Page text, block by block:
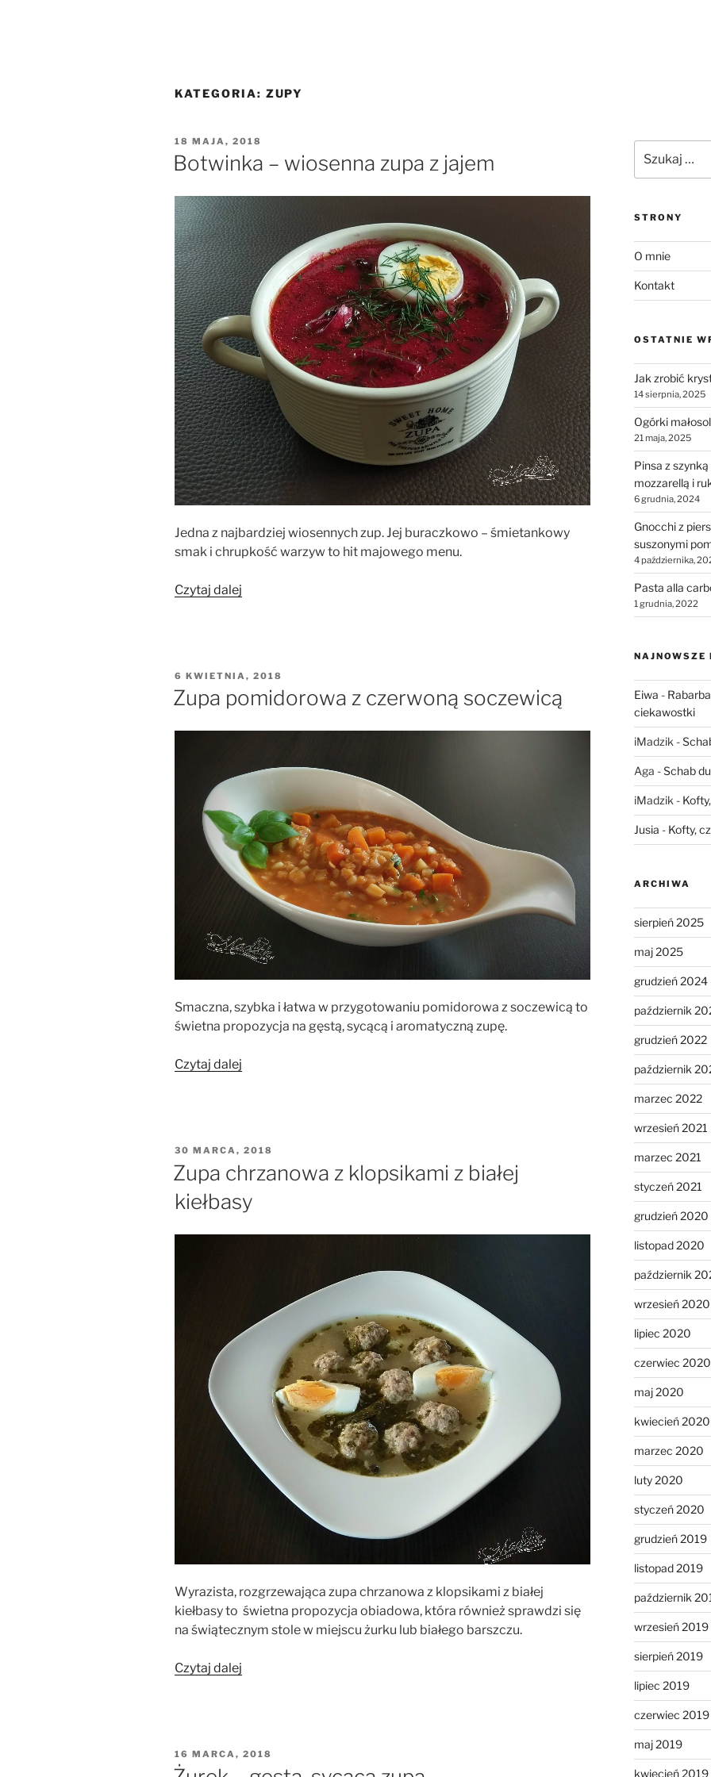
KATEGORIA: ZUPY
OPUBLIKOWANE
W
18 MAJA, 2018
Botwinka – wiosenna zupa z jajem
Jedna z najbardziej wiosennych zup. Jej buraczkowo – śmietankowy
smak i chrupkość warzyw to hit majowego menu.
Czytaj dalej
jajem”
OPUBLIKOWANE
W
6 KWIETNIA, 2018
Zupa pomidorowa z czerwoną soczewicą
Smaczna, szybka i łatwa w przygotowaniu pomidorowa z soczewicą to
świetna propozycja na gęstą, sycącą i aromatyczną zupę.
Czytaj dalej
OPUBLIKOWANE
W
30 MARCA, 2018
Zupa chrzanowa z klopsikami z białej
kiełbasy
Wyrazista, rozgrzewająca zupa chrzanowa z klopsikami z białej
kiełbasy to świetna propozycja obiadowa, która również sprawdzi się
na świątecznym stole w miejscu żurku lub białego barszczu.
Czytaj dalej
białej
OPUBLIKOWANE
W
16 MARCA, 2018
STRONY
O mnie
Kontakt
OSTATNIE
Jak zrobić
14 sierpnia, 2025
Ogórki
21 maja, 2025
Pinsa z
mozzarellą i
6 grudnia, 2024
Gnocchi z
suszonymi
4 października,
Pasta alla
1 grudnia, 2022
NAJNOWSZE
Eiwa -
ciekawostki
iMadzik -
Aga -Schab
iMadzik -
Jusia - Kofty,
ARCHIWA
sierpień 2025
maj 2025
grudzień 2024
październik
grudzień 2022
październik
marzec 2022
wrzesień 2021
marzec 2021
styczeń 2021
grudzień 2020
listopad 2020
październik
wrzesień 2020
lipiec 2020
czerwiec 2020
maj 2020
kwiecień 2020
marzec 2020
luty 2020
styczeń 2020
grudzień 2019
listopad 2019
październik
wrzesień 2019
sierpień 2019
lipiec 2019
czerwiec 2019
maj 2019
kwiecień 2019